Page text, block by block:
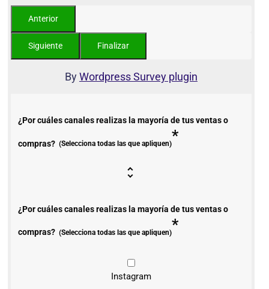
ByWordpress Survey plugin
¿Por cuáles canales realizas la mayoría de tus ventas o
compras? (Selecciona todas las que apliquen)*
¿Por cuáles canales realizas la mayoría de tus ventas o
compras? (Selecciona todas las que apliquen)*
Instagram